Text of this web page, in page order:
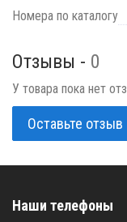
Номера по каталогу
Отзывы - 0
У товара пока нет
Оставьте отзыв
Наши телефоны